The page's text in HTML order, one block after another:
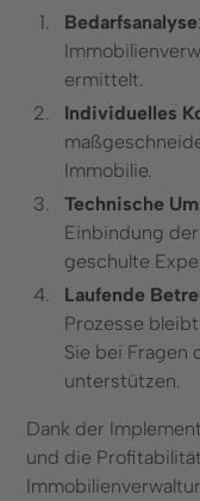
Bedarfsanalyse
ermittelt.
Individuelles
Immobilie.
Technische
Einbindung
geschulte
Laufende
Prozesse
Sie bei Fragen
unterstützen.
Dank der
und die